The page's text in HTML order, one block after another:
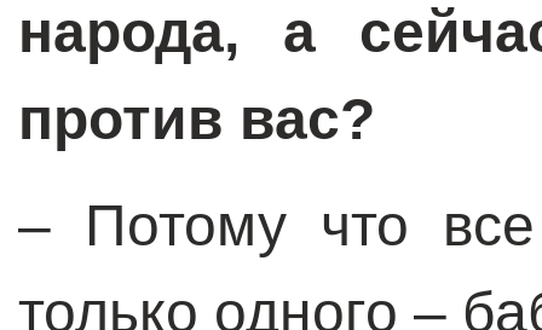
народа, а
против вас?
– Потому что
только одного –